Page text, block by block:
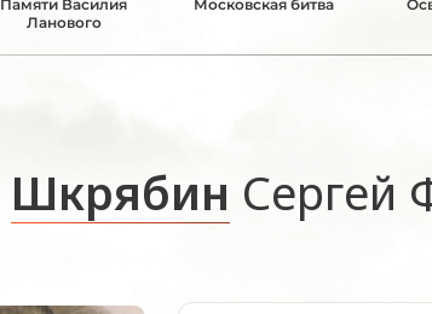
Памяти Василия
Ланового
Московская битва
Шкрябин Сергей